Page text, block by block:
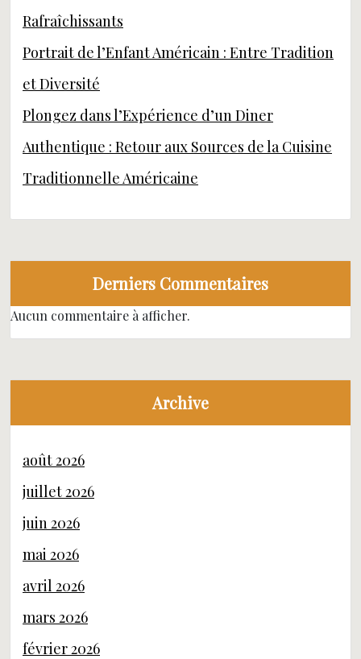
Rafraîchissants
Portrait de l’Enfant Américain : Entre Tradition
et Diversité
Plongez dans l’Expérience d’un Diner
Authentique : Retour aux Sources de la Cuisine
Traditionnelle Américaine
Derniers Commentaires
Aucun commentaire à afficher.
Archive
août 2026
juillet 2026
juin 2026
mai 2026
avril 2026
mars 2026
février 2026